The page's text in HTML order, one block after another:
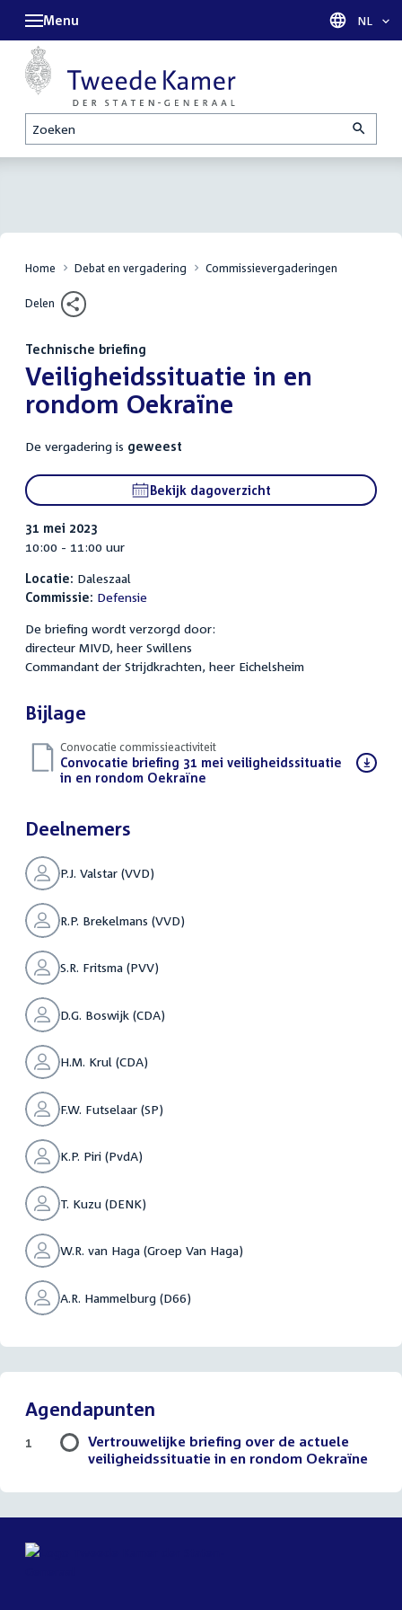
Zoeken
Menu Taal
NL
Home Debat en vergadering Commissievergaderingen
Delen
Technische briefing
:Veiligheidssituatie in en
rondom Oekraïne
De vergadering is geweest
Bekijk dagoverzicht
31 mei 2023
10:00 - 11:00 uur
Locatie: Daleszaal
Commissie: Defensie
De briefing wordt verzorgd door:
directeur MIVD, heer Swillens
Commandant der Strijdkrachten, heer Eichelsheim
Bijlage
Convocatie commissieactiviteit
Download
bestand:
Convocatie briefing 31 mei veiligheidssituatie
in en rondom Oekraïne
Deelnemers
P.J. Valstar (VVD)
R.P. Brekelmans (VVD)
S.R. Fritsma (PVV)
D.G. Boswijk (CDA)
H.M. Krul (CDA)
F.W. Futselaar (SP)
K.P. Piri (PvdA)
T. Kuzu (DENK)
W.R. van Haga (Groep Van Haga)
A.R. Hammelburg (D66)
Agendapunten
Vertrouwelijke briefing over de actuele
veiligheidssituatie in en rondom Oekraïne
1